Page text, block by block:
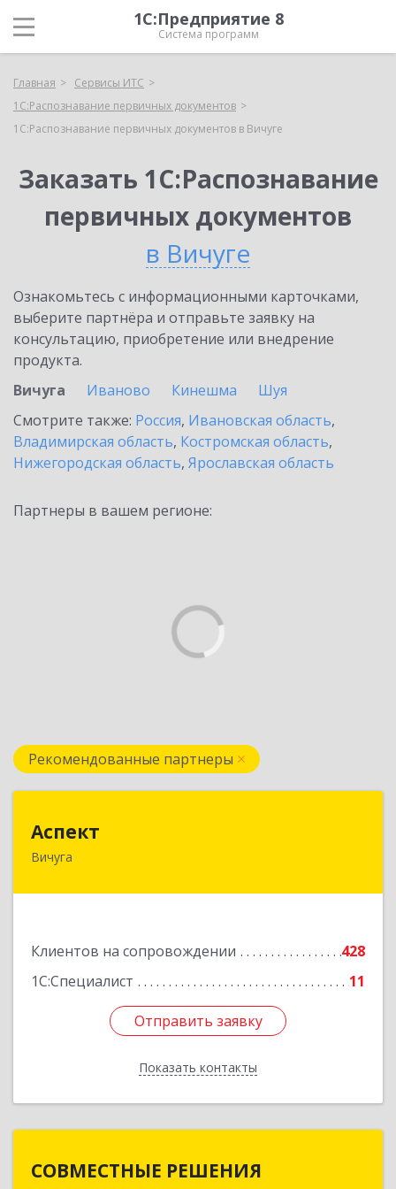
1С:Предприятие 8
Система программ
Главная
Сервисы ИТС
1С:Распознавание первичных документов
1С:Распознавание первичных документов в Вичуге
Заказать 1С:Распознавание
первичных документов
в Вичуге
Ознакомьтесь с информационными карточками,
выберите партнёра и отправьте заявку на
консультацию, приобретение или внедрение
продукта.
Вичуга
Иваново Кинешма
Шуя
Смотрите также: Россия, Ивановская область,
Владимирская область, Костромская область,
Нижегородская область, Ярославская область
Партнеры в вашем регионе:
Рекомендованные партнеры
Аспект
Вичуга
Клиентов на сопровождении
428
1С:Специалист
11
Отправить заявку
Показать контакты
155331, Ивановская обл, Вичугский р-н, Вичуга
Отправить заявку
Назад
СОВМЕСТНЫЕ РЕШЕНИЯ